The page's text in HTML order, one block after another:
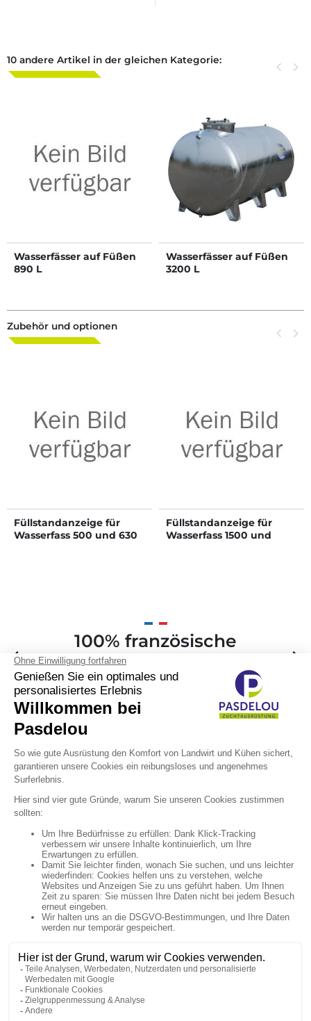
10 andere Artikel in der gleichen Kategorie: Zurück
keyboard_arrow_left keyboard_arrow_right
Wasserfässer auf Füßen
890 L
Wasserfässer auf Füßen
3200 L
Zubehör und optionen Zurück
keyboard_arrow_left keyboard_arrow_right
Füllstandanzeige für
Wasserfass 500 und 630
Füllstandanzeige für
Wasserfass 1500 und
Zurück
arrow_back
100% französische
Anfertigung und
Markennamen
Weiter
arrow_forward
Uns folgen

Ihr Konto
Shop-Einstellungen